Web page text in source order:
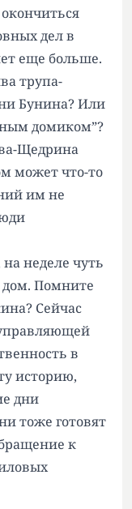
дел в
еще больше.
трупа-
Бунина? Или
домиком”?
Щедрина
может что-то
им не
неделе чуть
дом. Помните
Сейчас
в
историю,
дни
тоже готовят
к